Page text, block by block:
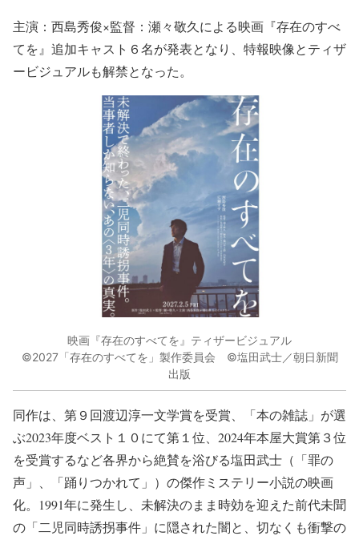
主演：西島秀俊×監督：瀬々敬久による映画『存在のすべ
てを』追加キャスト６名が発表となり、特報映像とティザ
ービジュアルも解禁となった。
映画『存在のすべてを』ティザービジュアル
©2027「存在のすべてを」製作委員会 ©塩田武士／朝日新聞
出版
同作は、第９回渡辺淳一文学賞を受賞、「本の雑誌」が選
ぶ2023年度ベスト１０にて第１位、2024年本屋大賞第３位
を受賞するなど各界から絶賛を浴びる塩田武士（「罪の
声」、「踊りつかれて」）の傑作ミステリー小説の映画
化。1991年に発生し、未解決のまま時効を迎えた前代未聞
の「二児同時誘拐事件」に隠された闇と、切なくも衝撃の